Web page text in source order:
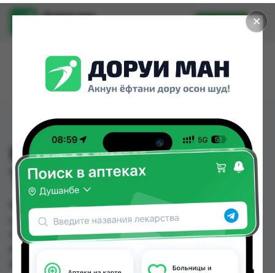
✕
Доруи ман
Установить
ВЕГАВИТ ЦИНК ШИП
ТБ №20
ВЕГАВИТ ЦИНК ШИП ТБ №20 можно купить или
заказать в аптеках, Авиценна, Аптека + 24/7,
Аптека Вита, Аптека Нур (Nur), Арча, Аслфарм
Душанбе и других городах Таджикистана